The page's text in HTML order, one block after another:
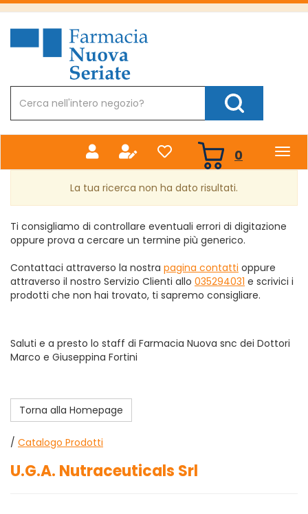
Passa
principale
Farmacia
Nuova
Prodotto
Cerca Prodotto
0 prodotti
inseriti
La tua ricerca non ha dato risultati.
Ti consigliamo di controllare eventuali errori di digitazione
oppure prova a cercare un termine più generico.
Contattaci attraverso la nostra pagina contatti oppure
attraverso il nostro Servizio Clienti allo 035294031 e scrivici i
prodotti che non hai trovato, ti sapremo consigliare.
Saluti e a presto lo staff di Farmacia Nuova snc dei Dottori
Marco e Giuseppina Fortini
Torna alla Homepage
/ Catalogo Prodotti
U.G.A. Nutraceuticals Srl